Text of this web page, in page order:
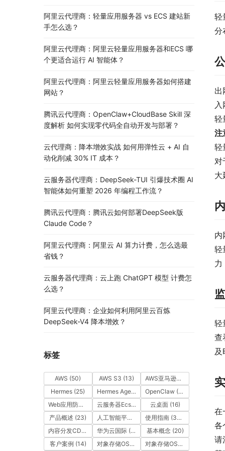
轻
分
出
轻
注
轻
对
大
内
轻
力
轻
及
在
各
请
阿里云代理商：轻量应用服务器 vs ECS 建站新
手怎么选？
阿里云代理商：阿里云轻量应用服务器和ECS 哪
个更适合运行 AI 智能体？
阿里云代理商：阿里云轻量应用服务器如何搭建
网站？
腾讯云代理商：OpenClaw+CloudBase Skill 深
度解析 如何实现零代码全自动开发与部署？
云代理商：降本增效实战 如何用弹性云 + AI 自
动化削减 30% IT 成本？
云服务器代理商：DeepSeek-TUI 引爆技术圈 AI
智能体如何重塑 2026 年编程工作流？
腾讯云代理商：腾讯云如何部署DeepSeek版
Claude Code？
阿里云代理商：阿里云 AI 算力计费，怎么选最
省钱？
云服务器代理商：云上跑 ChatGPT 模型 计费怎
么选？
阿里云代理商：企业如何利用阿里云百炼
DeepSeek-V4 降本增效？
标签
AWS (50) AWS S3 (13) AWS亚马逊云
Hermes (25) Hermes Agent (25)OpenClaw (55)
Web应用防火墙（WAF）
(14) 云服务器Ecs
(39) 云桌面(16)
产品概述 (23) 人工智能平台PAI (22)
使用指南 (362)
内容分发CDN (35)华为云国际(163) 基本概念(20)
客户案例 (14) 对象存储OSS(15) 对象存储OSS(12)